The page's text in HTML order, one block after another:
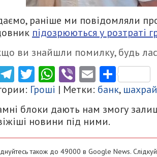
раніше ми повідомляли
підозрюються у розтраті
ви знайшли помилку, будь
Telegram
Twitter
WhatsApp
ViberEmail
Гроші | Метки: банк,
блоки дають нам змогу
новини під ними.
також до 49000 в Google News.